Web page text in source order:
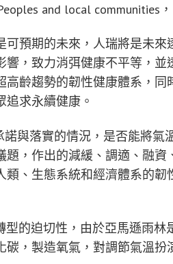
and local communities，
預期的未來，人瑞將是未來
，致力消弭健康不平等，並
齡趨勢的韌性健康體系，同
求永續健康。
與落實的情況，是否能將氣
，作出的減緩、調適、融資
、生態系統和經濟體系的韌
型的迫切性，由於亞馬遜雨林
，製造氧氣，對調節氣溫扮